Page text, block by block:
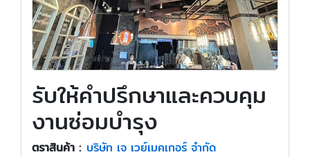
รับให้คำปรึกษาและควบคุม
งานซ่อมบำรุง
ตราสินค้า : บริษัท เจ เวย์เมคเกอร์ จำกัด